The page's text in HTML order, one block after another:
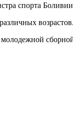
спорта
возрастов.